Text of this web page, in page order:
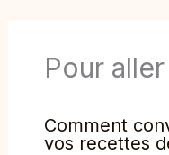
Pour
Comment
vos recettes